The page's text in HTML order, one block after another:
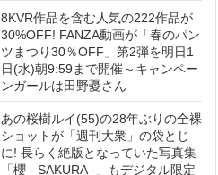
8KVR作品を含む人気の222作品が
30%OFF! FANZA動画が「春のパン
ツまつり30％OFF」第2弾を明日1
日(水)朝9:59まで開催～キャンペー
ンガールは田野憂さん
あの桜樹ルイ(55)の28年ぶりの全裸
ショットが「週刊大衆」の袋とじ
に! 長らく絶版となっていた写真集
「櫻 - SAKURA -」もデジタル限定